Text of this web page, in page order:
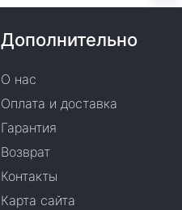
Дополнительно
О нас
Оплата и доставка
Гарантия
Возврат
Контакты
Карта сайта